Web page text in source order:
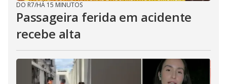
DO R7/HÁ 15 MINUTOS
Passageira ferida em acidente
recebe alta